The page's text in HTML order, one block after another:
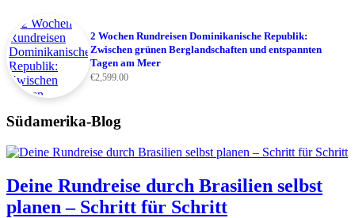
2 Wochen Rundreisen Dominikanische Republik:
Zwischen grünen Berglandschaften und entspannten
Tagen am Meer
€2,599.00
Südamerika-Blog
Deine Rundreise durch Brasilien selbst
planen – Schritt für Schritt